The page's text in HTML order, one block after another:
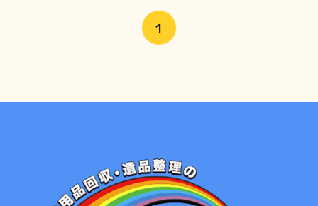
2020-01
1